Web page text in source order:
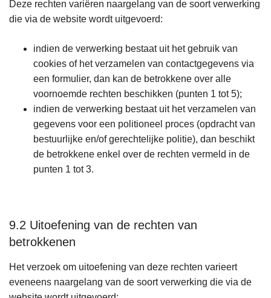
Deze rechten variëren naargelang van de soort verwerking
die via de website wordt uitgevoerd:
indien de verwerking bestaat uit het gebruik van
cookies of het verzamelen van contactgegevens via
een formulier, dan kan de betrokkene over alle
voornoemde rechten beschikken (punten 1 tot 5);
indien de verwerking bestaat uit het verzamelen van
gegevens voor een politioneel proces (opdracht van
bestuurlijke en/of gerechtelijke politie), dan beschikt
de betrokkene enkel over de rechten vermeld in de
punten 1 tot 3.
9.2 Uitoefening van de rechten van
betrokkenen
Het verzoek om uitoefening van deze rechten varieert
eveneens naargelang van de soort verwerking die via de